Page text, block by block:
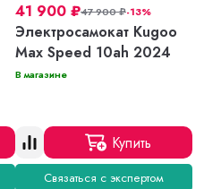
41 900 ₽47 900₽-13%
Электросамокат Kugoo
Max Speed 10ah 2024
В магазине
Купить
Связаться с экспертом